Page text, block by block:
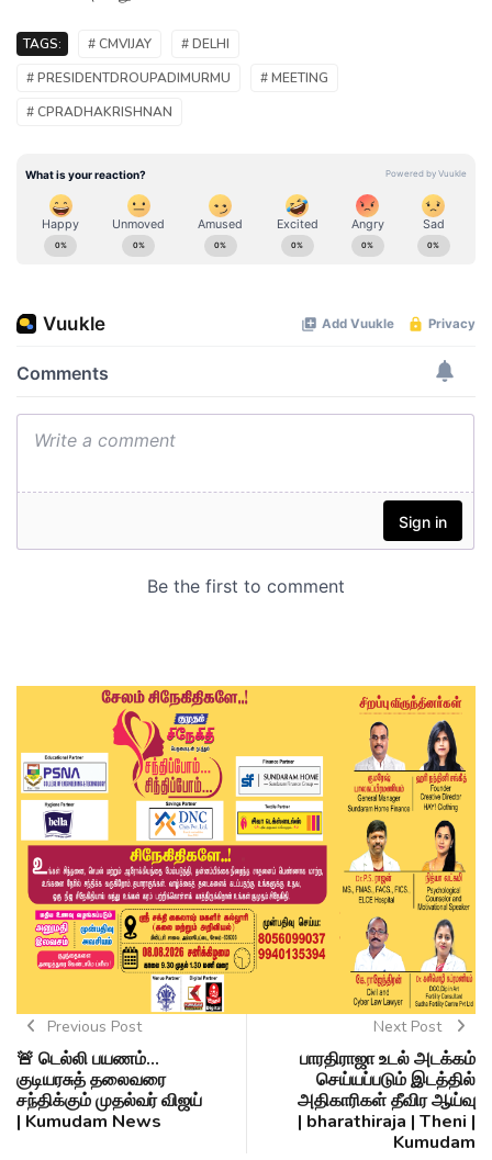
TAGS: # CMVIJAY
# DELHI
# PRESIDENTDROUPADIMURMU
# MEETING
# CPRADHAKRISHNAN
Previous Post
🚨 டெல்லி பயணம்...
குடியரசுத் தலைவரை
சந்திக்கும் முதல்வர் விஜய்
| Kumudam News
Next Post
பாரதிராஜா உடல் அடக்கம்
செய்யப்படும் இடத்தில்
அதிகாரிகள் தீவிர ஆய்வு
| bharathiraja | Theni |
Kumudam